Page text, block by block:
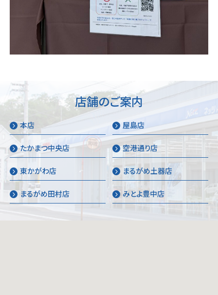
店舗のご案内
本店 屋島店
たかまつ中央店 空港通り店
東かがわ店 まるがめ土器店
まるがめ田村店 みとよ豊中店